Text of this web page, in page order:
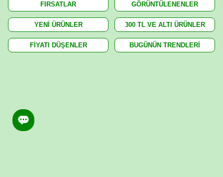
FIRSATLAR
GÖRÜNTÜLENENLER
YENİ ÜRÜNLER 300 TL VE ALTI ÜRÜNLER
FİYATI DÜŞENLER BUGÜNÜN TRENDLERİ